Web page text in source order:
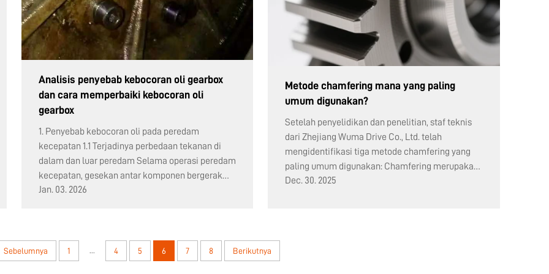
Analisis penyebab kebocoran oli gearbox
dan cara memperbaiki kebocoran oli
gearbox
1. Penyebab kebocoran oli pada peredam
kecepatan 1.1 Terjadinya perbedaan tekanan di
dalam dan luar peredam Selama operasi peredam
kecepatan, gesekan antar komponen bergerak
menghasilkan panas dan dipengaruhi oleh suhu
Jan. 03. 2026
Metode chamfering mana yang paling
umum digunakan?
Setelah penyelidikan dan penelitian, staf teknis
dari Zhejiang Wuma Drive Co., Ltd. telah
mengidentifikasi tiga metode chamfering yang
paling umum digunakan: Chamfering merupakan
proses penting untuk memastikan kualitas roda
Dec. 30. 2025
Sebelumnya 1 ... 4 5 6 7 8 Berikutnya